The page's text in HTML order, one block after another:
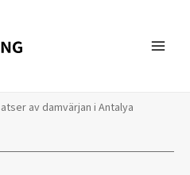
av damvärjan i Antalya